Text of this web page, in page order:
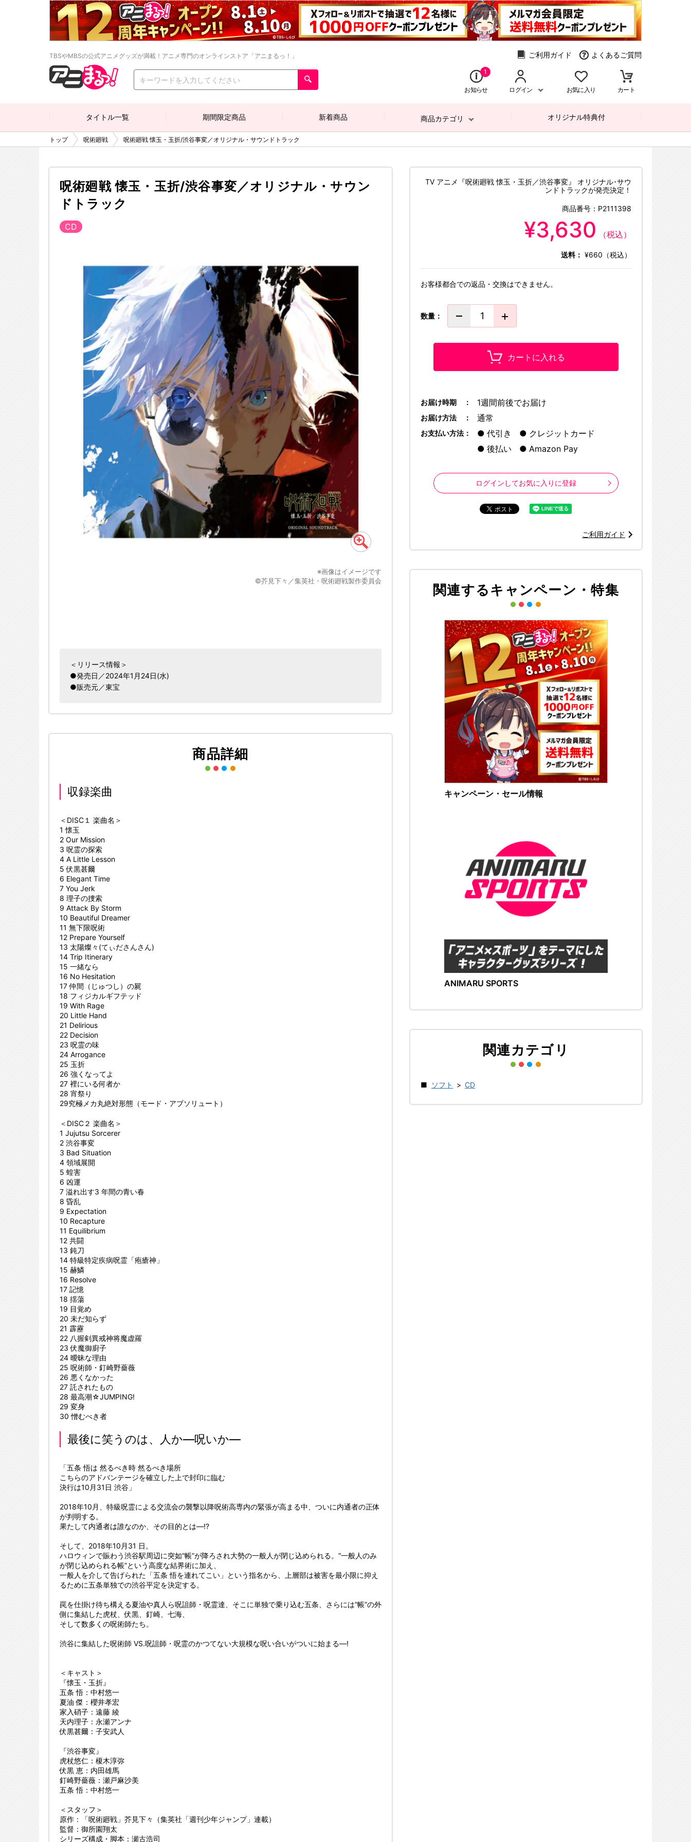
TBSやMBSの公式アニメグッズが満載！アニメ専門のオンラインストア「アニまるっ！」 ご利用ガイド よくあるご質問
1
お知らせ ログイン お気に入り カート
タイトル一覧 期間限定商品 新着商品 商品カテゴリ オリジナル特典付
トップ 呪術廻戦 呪術廻戦 懐玉・玉折/渋谷事変／オリジナル・サウンドトラック
呪術廻戦 懐玉・玉折/渋谷事変／オリジナル・サウン
ドトラック
CD
※画像はイメージです
©芥見下々／集英社・呪術廻戦製作委員会
＜リリース情報＞
●発売日／2024年1月24日(水)
●販売元／東宝
商品詳細
収録楽曲
＜DISC１ 楽曲名＞
1 懐玉
2 Our Mission
3 呪霊の探索
4 A Little Lesson
5 伏黒甚爾
6 Elegant Time
7 You Jerk
8 理子の捜索
9 Attack By Storm
10 Beautiful Dreamer
11 無下限呪術
12 Prepare Yourself
13 太陽燦々(てぃださんさん)
14 Trip Itinerary
15 一緒なら
16 No Hesitation
17 仲間（じゅつし）の屍
18 フィジカルギフテッド
19 With Rage
20 Little Hand
21 Delirious
22 Decision
23 呪霊の味
24 Arrogance
25 玉折
26 強くなってよ
27 裡にいる何者か
28 宵祭り
29究極メカ丸絶対形態（モード・アブソリュート）
＜DISC２ 楽曲名＞
1 Jujutsu Sorcerer
2 渋谷事変
3 Bad Situation
4 領域展開
5 蝗害
6 凶運
7 溢れ出す3 年間の青い春
8 昏乱
9 Expectation
10 Recapture
11 Equilibrium
12 共闘
13 鈍刀
14 特級特定疾病呪霊「疱瘡神」
15 赫鱗
16 Resolve
17 記憶
18 揺蕩
19 目覚め
20 未だ知らず
21 霹靂
22 八握剣異戒神将魔虚羅
23 伏魔御廚子
24 曖昧な理由
25 呪術師・釘崎野薔薇
26 悪くなかった
27 託されたもの
28 最高潮☆JUMPING!
29 変身
30 憎むべき者
最後に笑うのは、人か―呪いか―
「五条 悟は 然るべき時 然るべき場所
こちらのアドバンテージを確立した上で封印に臨む
決行は10月31日 渋谷」
2018年10月、特級呪霊による交流会の襲撃以降呪術高専内の緊張が高まる中、ついに内通者の正体
が判明する。
果たして内通者は誰なのか、その目的とは―!?
そして、2018年10月31 日。
ハロウィンで賑わう渋谷駅周辺に突如“帳”が降ろされ大勢の一般人が閉じ込められる。“一般人のみ
が閉じ込められる帳”という高度な結界術に加え、
一般人を介して告げられた「五条 悟を連れてこい」という指名から、上層部は被害を最小限に抑え
るために五条単独での渋谷平定を決定する。
罠を仕掛け待ち構える夏油や真人ら呪詛師・呪霊達、そこに単独で乗り込む五条、さらには“帳”の外
側に集結した虎杖、伏黒、釘崎、七海、
そして数多くの呪術師たち。
渋谷に集結した呪術師 VS.呪詛師・呪霊のかつてない大規模な呪い合いがついに始まる―!
＜キャスト＞
『懐玉・玉折』
五条 悟：中村悠一
夏油 傑：櫻井孝宏
家入硝子：遠藤 綾
天内理子：永瀬アンナ
伏黒甚爾：子安武人
『渋谷事変』
虎杖悠仁：榎木淳弥
伏黒 恵：内田雄馬
釘崎野薔薇：瀬戸麻沙美
五条 悟：中村悠一
＜スタッフ＞
原作：「呪術廻戦」芥見下々（集英社「週刊少年ジャンプ」連載）
監督：御所園翔太
シリーズ構成・脚本：瀬古浩司
TV アニメ『呪術廻戦 懐玉・玉折／渋谷事変』 オリジナル･サウ
ンドトラックが発売決定！
商品番号： P2111398
¥3,630 （税込）
送料： ¥660（税込）
お客様都合での返品・交換はできません。
数量：
カートに入れる
お届け時期 ： 1週間前後でお届け
お届け方法 ： 通常
お支払い方法： 代引き
クレジットカード
後払い
Amazon Pay
ログインしてお気に入りに登録
ご利用ガイド
関連するキャンペーン・特集
キャンペーン・セール情報
ANIMARU SPORTS
関連カテゴリ
ソフト > CD